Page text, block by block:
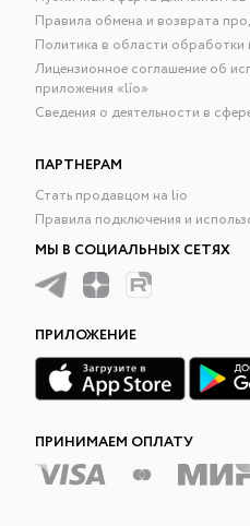
Правила обмена и возврата
Политика в области
Лицензионное соглашение об
приложения «lío»
Сведения о деятельности в
ПАРТНЕРАМ
Стать продавцом на lio
Правила подключения и
МЫ В СОЦИАЛЬНЫХ СЕТЯХ
ПРИЛОЖЕНИЕ
ПРИНИМАЕМ ОПЛАТУ